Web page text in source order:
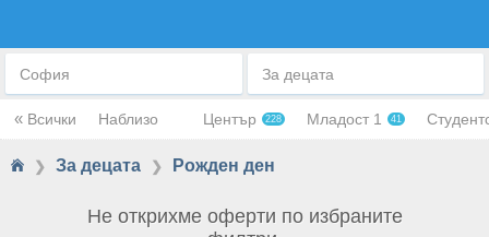
София За децата
« Всички Наблизо Център 228 Младост 1 41
❯ За децата ❯ Рожден ден
Не открихме оферти по избраните